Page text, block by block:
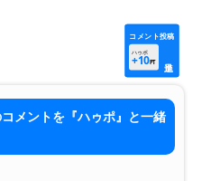
コメント投稿
ハゥポ
+10PT
メントを『ハゥポ』と一緒